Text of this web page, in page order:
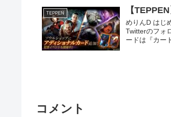
TEPPEN 【
めりんD はじ
Twitterのフォ
ードは『カー
コメント